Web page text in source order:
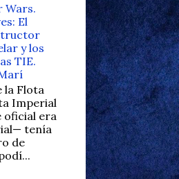
Wars.
El
y los
TIE.
la Flota
Imperial
oficial era
tenía
de